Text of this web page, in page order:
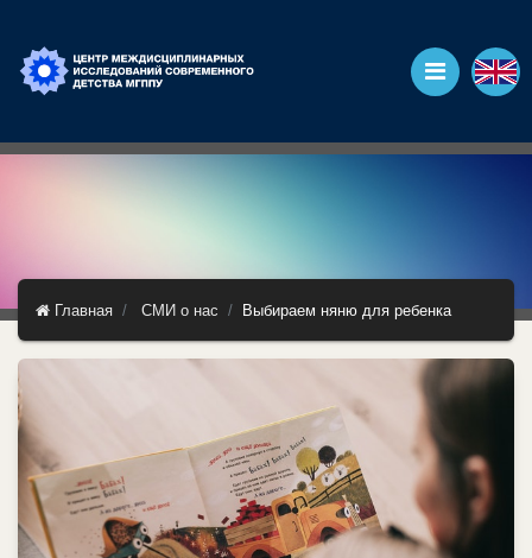
Главная СМИ о нас Выбираем няню для ребенка